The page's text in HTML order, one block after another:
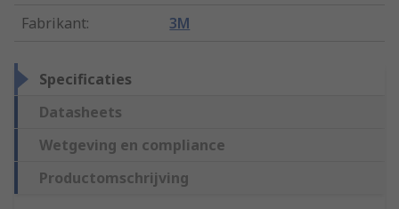
Fabrikant: 3M
Specificaties
Datasheets
Wetgeving en compliance
Productomschrijving